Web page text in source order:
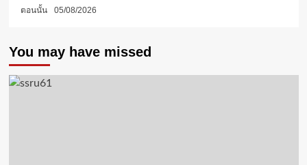
ตอนนั้น 05/08/2026
You may have missed